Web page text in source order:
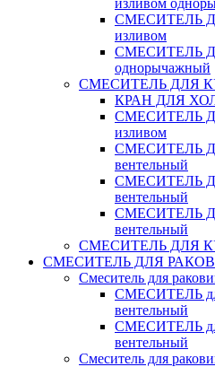
изливом
СМЕСИТЕЛЬ
изливом
СМЕСИТЕЛЬ
однорычажный
СМЕСИТЕЛЬ ДЛЯ
КРАН ДЛЯ
СМЕСИТЕЛЬ
изливом
СМЕСИТЕЛЬ
вентельный
СМЕСИТЕЛЬ
вентельный
СМЕСИТЕЛЬ
вентельный
СМЕСИТЕЛЬ ДЛЯ
СМЕСИТЕЛЬ ДЛЯ
Смеситель для
СМЕСИТЕЛЬ
вентельный
СМЕСИТЕЛЬ
вентельный
Смеситель для